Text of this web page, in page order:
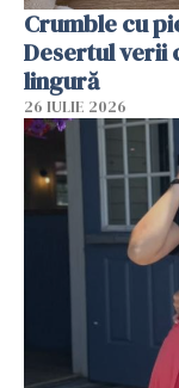
Crumble cu
Desertul verii
lingură
26 IULIE 2026